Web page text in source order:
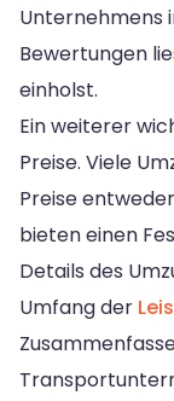
Unternehmens
Bewertungen
einholst.
Ein weiterer
Preise. Viele
Preise
bieten einen
Details des
Umfang der